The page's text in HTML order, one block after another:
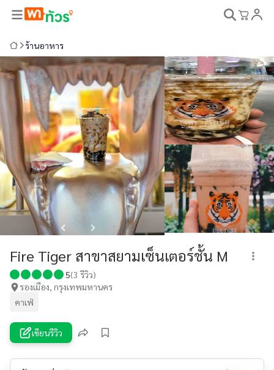
ร้านอาหาร
Fire Tiger สาขาสยามเซ็นเตอร์ชั้น M
5(3 รีวิว)
รองเมือง, กรุงเทพมหานคร
คาเฟ่
เขียนรีวิว